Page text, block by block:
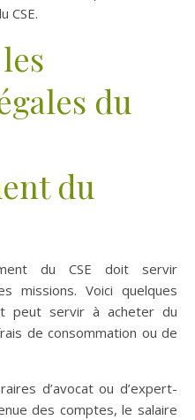
CSE.
du
du
du CSE doit servir
missions. Voici quelques
peut servir à acheter du
de consommation ou de
d’avocat ou d’expert-
des comptes, le salaire